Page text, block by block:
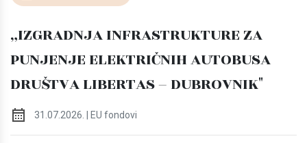
„IZGRADNJA INFRASTRUKTURE ZA
PUNJENJE ELEKTRIČNIH AUTOBUSA
DRUŠTVA LIBERTAS – DUBROVNIK"
31.07.2026. | EU fondovi